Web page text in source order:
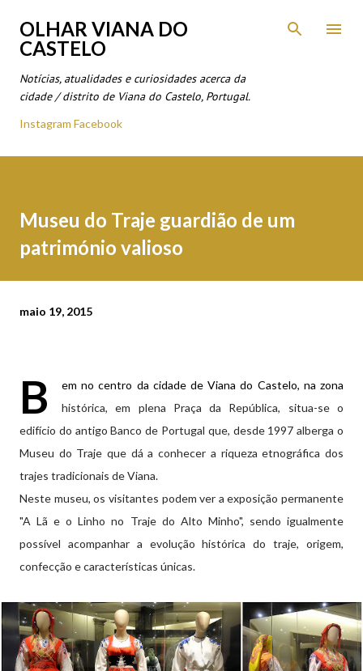
Avançar para o conteúdo principal
OLHAR VIANA DO
CASTELO
Notícias, atualidades e curiosidades acerca da
cidade / distrito de Viana do Castelo, Portugal.
Instagram Facebook
Museu do Traje guardião de um
património valioso
maio 19, 2015
B
em no centro da cidade de Viana do Castelo, na zona
histórica, em plena Praça da República, situa-se o
edifício do antigo Banco de Portugal que, desde 1997 alberga o
Museu do Traje que dá a conhecer a riqueza etnográfica dos
trajes tradicionais de Viana.
Neste museu, os visitantes podem ver a exposição permanente
"A Lã e o Linho no Traje do Alto Minho", sendo igualmente
possível acompanhar a evolução histórica do traje, origem,
confecção e características únicas.